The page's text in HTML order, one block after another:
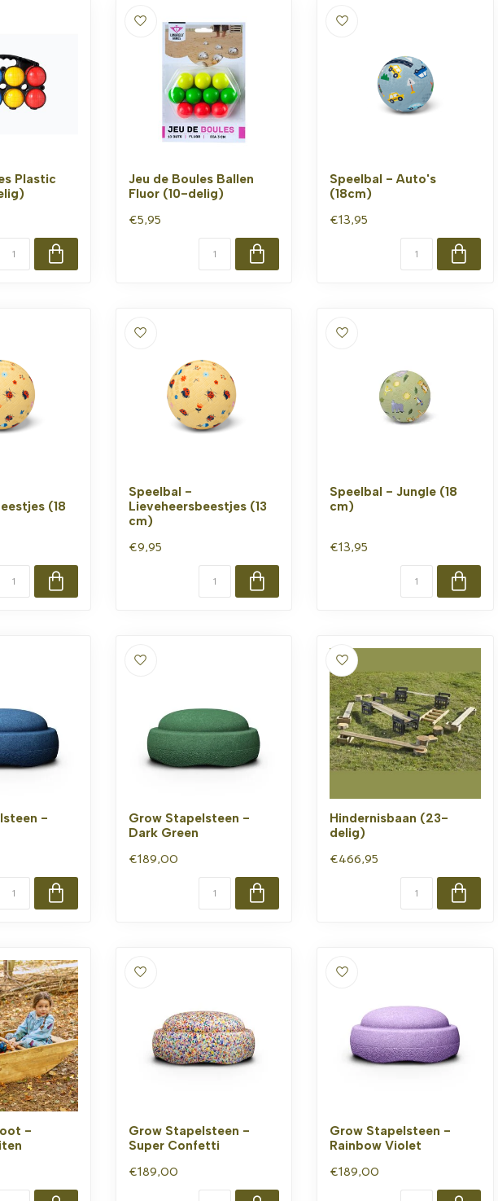
Plastic
Jeu de Boules Ballen
Fluor (10-delig)
€5,95
Speelbal - Auto's
(18cm)
€13,95
(18
Speelbal -
Lieveheersbeestjes (13
cm)
€9,95
Speelbal - Jungle (18
cm)
€13,95
-
Grow Stapelsteen -
Dark Green
€189,00
Hindernisbaan (23-
delig)
€466,95
-
Grow Stapelsteen -
Super Confetti
€189,00
Grow Stapelsteen -
Rainbow Violet
€189,00